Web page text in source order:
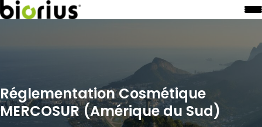
Réglementation Cosmétique
MERCOSUR (Amérique du Sud)